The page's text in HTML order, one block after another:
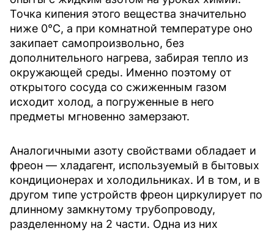
Точка кипения этого вещества значительно
ниже 0°C, а при комнатной температуре оно
закипает самопроизвольно, без
дополнительного нагрева, забирая тепло из
окружающей среды. Именно поэтому от
открытого сосуда со сжиженным газом
исходит холод, а погруженные в него
предметы мгновенно замерзают.
Аналогичными азоту свойствами обладает и
фреон — хладагент, используемый в бытовых
кондиционерах и холодильниках. И в том, и в
другом типе устройств фреон циркулирует по
длинному замкнутому трубопроводу,
разделенному на 2 части. Одна из них